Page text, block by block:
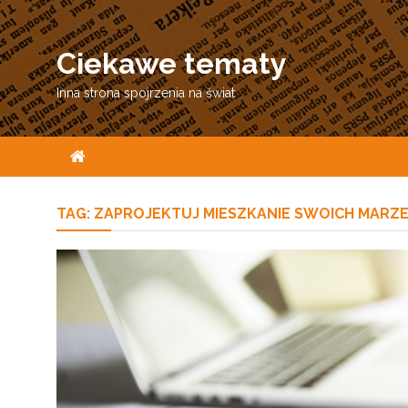
Skip
to
content
Ciekawe tematy
Inna strona spojrzenia na świat
TAG: ZAPROJEKTUJ MIESZKANIE SWOICH